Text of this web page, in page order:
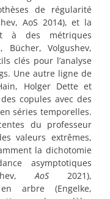
de régularité
AoS 2014), et la
à des métriques
Bücher, Volgushev,
clés pour l’analyse
Une autre ligne de
Holger Dette et
copules avec des
séries temporelles.
du professeur
valeurs extrêmes,
la dichotomie
asymptotiques
AoS 2021),
arbre (Engelke,